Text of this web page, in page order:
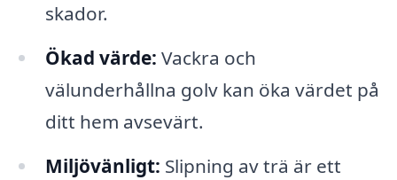
skador.
Ökad värde: Vackra och
välunderhållna golv kan öka värdet på
ditt hem avsevärt.
Miljövänligt: Slipning av trä är ett